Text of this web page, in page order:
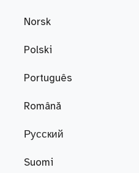
Norsk
Polski
Português
Română
Русский
Suomi